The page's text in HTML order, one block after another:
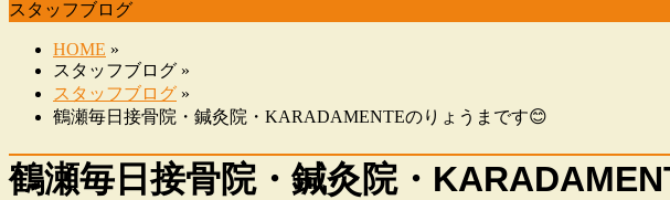
スタッフブログ
HOME »
スタッフブログ »
スタッフブログ »
鶴瀬毎日接骨院・鍼灸院・KARADAMENTEのりょうまです😊
鶴瀬毎日接骨院・鍼灸院・